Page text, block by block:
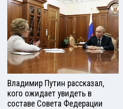
Владимир Путин рассказал,
кого ожидает увидеть в
составе Совета Федерации